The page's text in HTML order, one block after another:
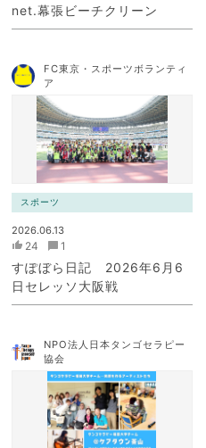
net.幕張ビーチクリーン
FC東京・スポーツボランティ
ア
スポーツ
2026.06.13
24 1
すぽぼら日記 2026年6月6
日セレッソ大阪戦
NPO法人日本タンゴセラピー
協会